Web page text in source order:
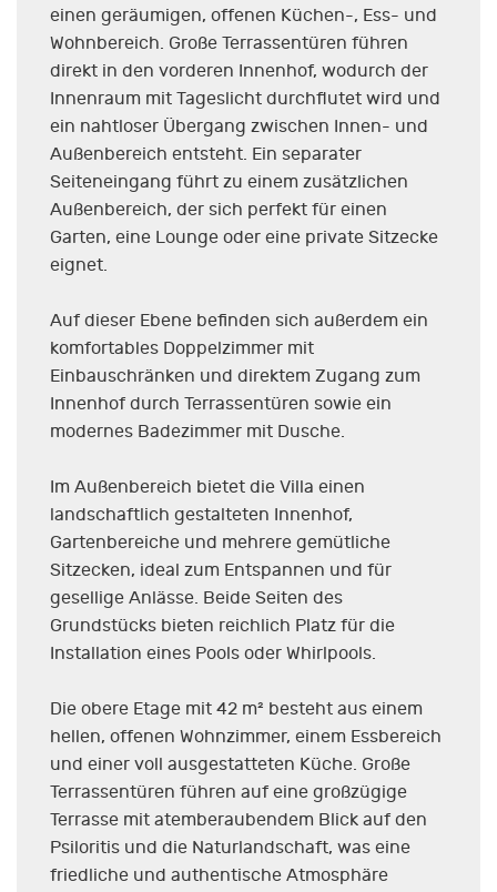
einen geräumigen, offenen Küchen-, Ess- und
Wohnbereich. Große Terrassentüren führen
direkt in den vorderen Innenhof, wodurch der
Innenraum mit Tageslicht durchflutet wird und
ein nahtloser Übergang zwischen Innen- und
Außenbereich entsteht. Ein separater
Seiteneingang führt zu einem zusätzlichen
Außenbereich, der sich perfekt für einen
Garten, eine Lounge oder eine private Sitzecke
eignet.
Auf dieser Ebene befinden sich außerdem ein
komfortables Doppelzimmer mit
Einbauschränken und direktem Zugang zum
Innenhof durch Terrassentüren sowie ein
modernes Badezimmer mit Dusche.
Im Außenbereich bietet die Villa einen
landschaftlich gestalteten Innenhof,
Gartenbereiche und mehrere gemütliche
Sitzecken, ideal zum Entspannen und für
gesellige Anlässe. Beide Seiten des
Grundstücks bieten reichlich Platz für die
Installation eines Pools oder Whirlpools.
Die obere Etage mit 42 m² besteht aus einem
hellen, offenen Wohnzimmer, einem Essbereich
und einer voll ausgestatteten Küche. Große
Terrassentüren führen auf eine großzügige
Terrasse mit atemberaubendem Blick auf den
Psiloritis und die Naturlandschaft, was eine
friedliche und authentische Atmosphäre